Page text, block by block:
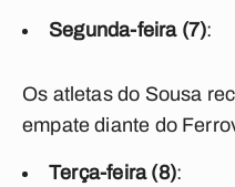
Segunda-feira (7):
Os atletas do Sousa
empate diante do
Terça-feira (8):